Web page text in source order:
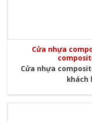
Cửa nhựa
Cửa nhựa
khách